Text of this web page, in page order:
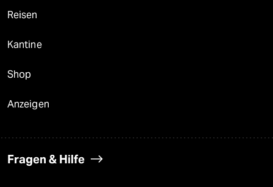
Reisen
Kantine
Shop
Anzeigen
Fragen & Hilfe